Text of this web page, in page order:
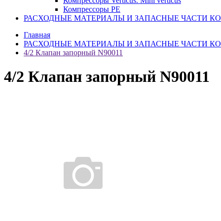
Компрессоры PE
РАСХОДНЫЕ МАТЕРИАЛЫ И ЗАПАСНЫЕ ЧАСТИ
Главная
РАСХОДНЫЕ МАТЕРИАЛЫ И ЗАПАСНЫЕ ЧАСТИ
4/2 Клапан запорный N90011
4/2 Клапан запорный N90011